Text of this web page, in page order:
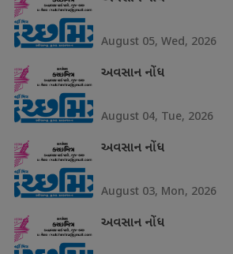
August 05, Wed, 2026
અવસાન નોંધ
August 04, Tue, 2026
અવસાન નોંધ
August 03, Mon, 2026
અવસાન નોંધ